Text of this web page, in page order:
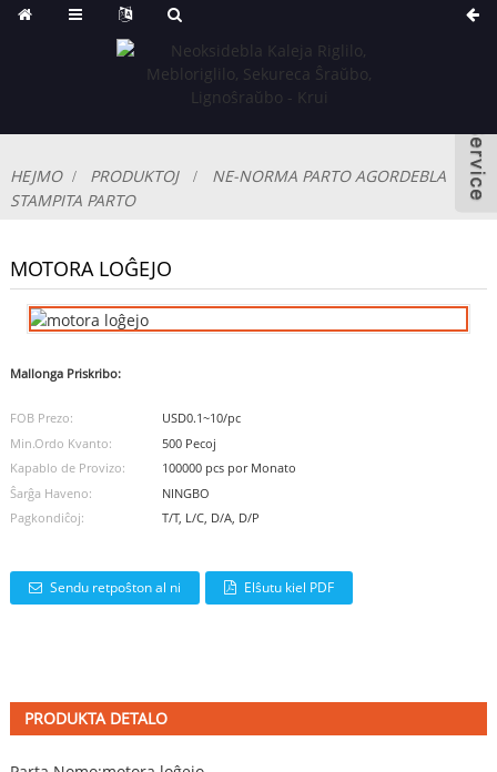
HEJMO PRODUKTOJ
NE-NORMA PARTO AGORDEBLA
STAMPITA PARTO
MOTORA LOĜEJO
Mallonga Priskribo:
FOB Prezo:
USD0.1~10/pc
Min.Ordo Kvanto:
500 Pecoj
Kapablo de Provizo:
100000 pcs por Monato
Ŝarĝa Haveno:
NINGBO
Pagkondiĉoj:
T/T, L/C, D/A, D/P
Sendu retpoŝton al ni Elŝutu kiel PDF
PRODUKTA DETALO